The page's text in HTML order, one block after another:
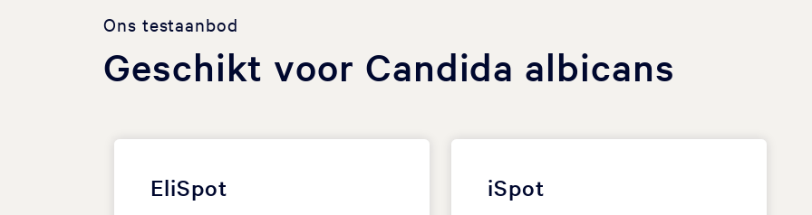
Ons testaanbod
Geschikt voor Candida albicans
EliSpot iSpot